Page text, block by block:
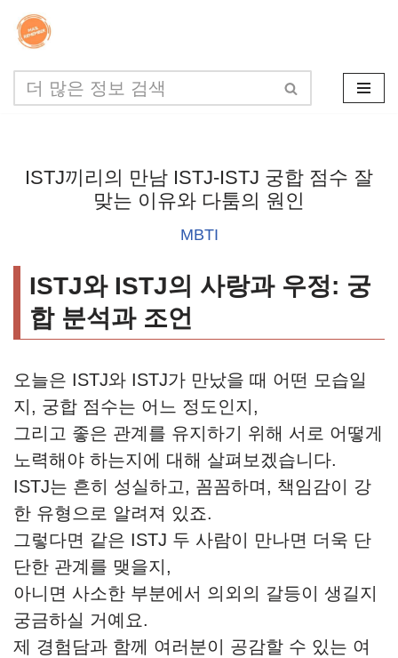
콘
텐
츠
너ISTJ끼리의 만남 ISTJ-ISTJ 궁합 점수 잘
맞는 이유와 다툼의 원인
MBTI
ISTJ와 ISTJ의 사랑과 우정: 궁
합 분석과 조언
오늘은 ISTJ와 ISTJ가 만났을 때 어떤 모습일
지, 궁합 점수는 어느 정도인지,
그리고 좋은 관계를 유지하기 위해 서로 어떻게
노력해야 하는지에 대해 살펴보겠습니다.
ISTJ는 흔히 성실하고, 꼼꼼하며, 책임감이 강
한 유형으로 알려져 있죠.
그렇다면 같은 ISTJ 두 사람이 만나면 더욱 단
단한 관계를 맺을지,
아니면 사소한 부분에서 의외의 갈등이 생길지
궁금하실 거예요.
제 경험담과 함께 여러분이 공감할 수 있는 여